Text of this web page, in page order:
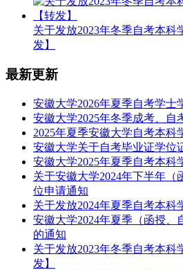
关于发放2023年冬季自考本科
发】
最新更新
安徽大学2026年夏季自考学士
安徽大学2025年冬季成考、自
2025年夏季安徽大学自考本科
安徽大学关于自考毕业证学位
安徽大学2025年夏季自考本科
关于安徽大学2024年下半年（
位申请通知
关于发放2024年夏季自考本科
安徽大学2024年夏季（函授、
的通知
关于发放2023年冬季自考本科
发】